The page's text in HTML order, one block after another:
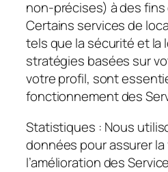
non-précises) à des fins
Certains services de
tels que la sécurité et la
stratégies basées sur
votre profil, sont
fonctionnement des
Statistiques : Nous
données pour assurer
l’amélioration des